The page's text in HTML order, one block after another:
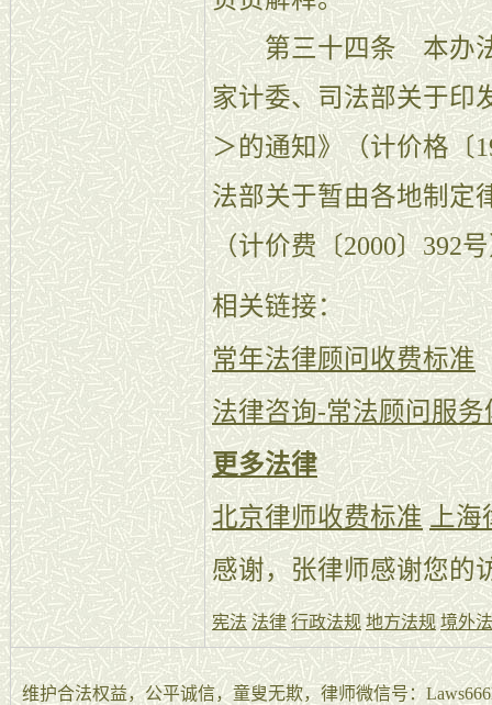
第三十四条 本办法
家计委、司法部关于印
＞的通知》（计价格〔
法部关于暂由各地制定
（计价费〔2000〕392
相关链接：
常年法律顾问收费标准
法律咨询-常法顾问服务
更多法律
北京律师收费标准 上海
感谢，张律师感谢您的
宪法 法律 行政法规 地方法规 境外
维护合法权益，公平诚信，童叟无欺，律师微信号：